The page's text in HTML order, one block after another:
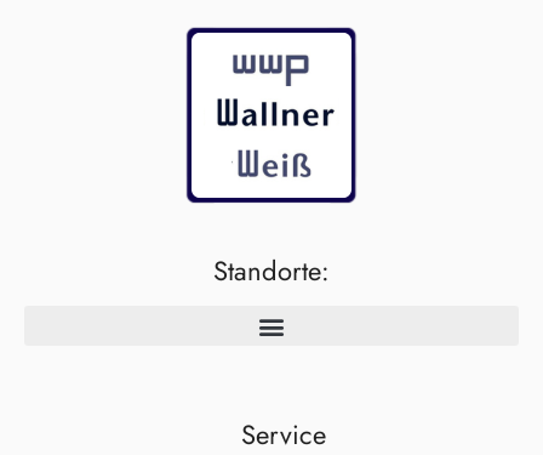
Standorte:
Service